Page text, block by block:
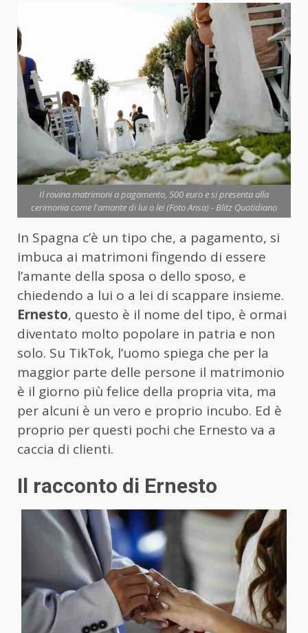
Il rovina matrimoni a pagamento, 500 euro e si presenta alla
cerimonia come l'amante di lui o lei (Foto Ansa) - Blitz Quotidiano
In Spagna c’è un tipo che, a pagamento, si
imbuca ai matrimoni fingendo di essere
l’amante della sposa o dello sposo, e
chiedendo a lui o a lei di scappare insieme.
Ernesto, questo è il nome del tipo, è ormai
diventato molto popolare in patria e non
solo. Su TikTok, l’uomo spiega che per la
maggior parte delle persone il matrimonio
è il giorno più felice della propria vita, ma
per alcuni è un vero e proprio incubo. Ed è
proprio per questi pochi che Ernesto va a
caccia di clienti.
Il racconto di Ernesto